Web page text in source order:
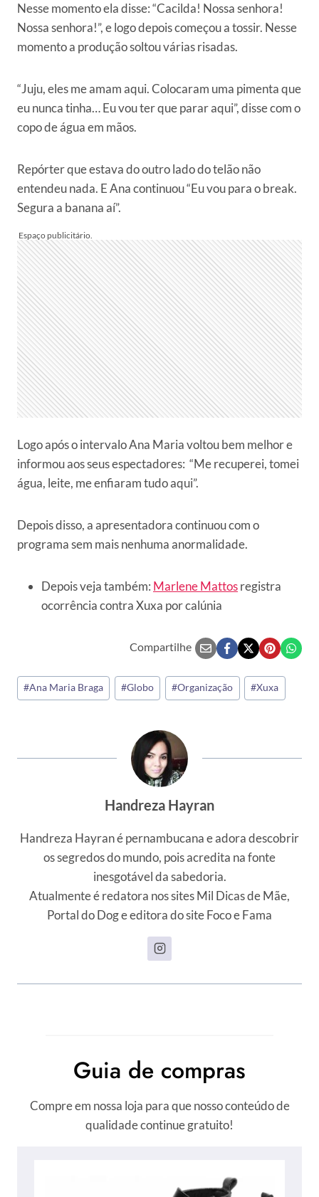
Nesse momento ela disse: “Cacilda! Nossa senhora!
Nossa senhora!”, e logo depois começou a tossir. Nesse
momento a produção soltou várias risadas.
“Juju, eles me amam aqui. Colocaram uma pimenta que
eu nunca tinha… Eu vou ter que parar aqui”, disse com o
copo de água em mãos.
Repórter que estava do outro lado do telão não
entendeu nada. E Ana continuou “Eu vou para o break.
Segura a banana aí”.
Logo após o intervalo Ana Maria voltou bem melhor e
informou aos seus espectadores: “Me recuperei, tomei
água, leite, me enfiaram tudo aqui”.
Depois disso, a apresentadora continuou com o
programa sem mais nenhuma anormalidade.
Depois veja também: Marlene Mattosregistra
ocorrência contra Xuxa por calúnia
Compartilhe
Tags
do
#Ana Maria Braga #Globo #Organização #Xuxa
Handreza Hayran
Handreza Hayran é pernambucana e adora descobrir
os segredos do mundo, pois acredita na fonte
inesgotável da sabedoria.
Atualmente é redatora nos sites Mil Dicas de Mãe,
Portal do Dog e editora do site Foco e Fama
Guia de compras
Compre em nossa loja para que nosso conteúdo de
qualidade continue gratuito!